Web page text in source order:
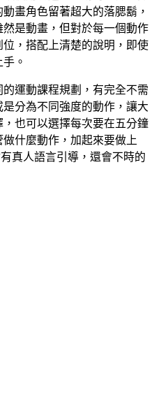
畫角色留著超大的落腮鬍，
是動畫，但對於每一個動作
，搭配上清楚的說明，即使
。
運動課程規劃，有完全不需
分為不同強度的動作，讓大
也可以選擇每次要在五分鐘
什麼動作，加起來要做上
真人語言引導，還會不時的